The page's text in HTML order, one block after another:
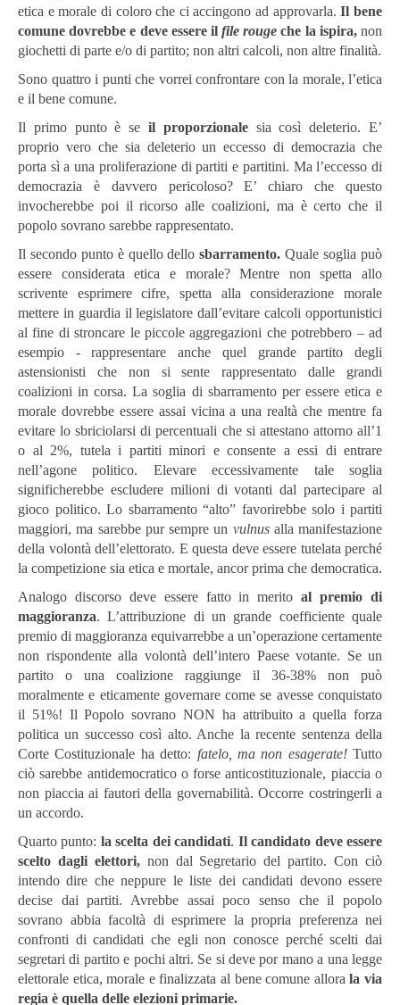
etica e morale di coloro che ci accingono ad approvarla.Il bene
comune dovrebbe e deve essere ilfile rouge che la ispira,non
giochetti di parte e/o di partito; non altri calcoli, non altre finalità.
Sono quattro i punti che vorrei confrontare con la morale, l’etica
e il bene comune.
Il primo punto è se il proporzionalesia così deleterio. E’
proprio vero che sia deleterio un eccesso di democrazia che
porta sì a una proliferazione di partiti e partitini. Ma l’eccesso di
democrazia è davvero pericoloso? E’ chiaro che questo
invocherebbe poi il ricorso alle coalizioni, ma è certo che il
popolo sovrano sarebbe rappresentato.
Il secondo punto è quello dellosbarramento.Quale soglia può
essere considerata etica e morale? Mentre non spetta allo
scrivente esprimere cifre, spetta alla considerazione morale
mettere in guardia il legislatore dall’evitare calcoli opportunistici
al fine di stroncare le piccole aggregazioni che potrebbero – ad
esempio - rappresentare anche quel grande partito degli
astensionisti che non si sente rappresentato dalle grandi
coalizioni in corsa. La soglia di sbarramento per essere etica e
morale dovrebbe essere assai vicina a una realtà che mentre fa
evitare lo sbriciolarsi di percentuali che si attestano attorno all’1
o al 2%, tutela i partiti minori e consente a essi di entrare
nell’agone politico. Elevare eccessivamente tale soglia
significherebbe escludere milioni di votanti dal partecipare al
gioco politico. Lo sbarramento “alto” favorirebbe solo i partiti
maggiori, ma sarebbe pur sempre un vulnusalla manifestazione
della volontà dell’elettorato. E questa deve essere tutelata perché
la competizione sia etica e mortale, ancor prima che democratica.
Analogo discorso deve essere fatto in meritoal premio di
maggioranza. L’attribuzione di un grande coefficiente quale
premio di maggioranza equivarrebbe a un’operazione certamente
non rispondente alla volontà dell’intero Paese votante. Se un
partito o una coalizione raggiunge il 36-38% non può
moralmente e eticamente governare come se avesse conquistato
il 51%! Il Popolo sovrano NON ha attribuito a quella forza
politica un successo così alto. Anche la recente sentenza della
Corte Costituzionale ha detto: fatelo, ma non esagerate! Tutto
ciò sarebbe antidemocratico o forse anticostituzionale, piaccia o
non piaccia ai fautori della governabilità. Occorre costringerli a
un accordo.
Quarto punto: la scelta dei candidati. Il candidato deve essere
scelto dagli elettori,non dal Segretario del partito. Con ciò
intendo dire che neppure le liste dei candidati devono essere
decise dai partiti. Avrebbe assai poco senso che il popolo
sovrano abbia facoltà di esprimere la propria preferenza nei
confronti di candidati che egli non conosce perché scelti dai
segretari di partito e pochi altri. Se si deve por mano a una legge
elettorale etica, morale e finalizzata al bene comune allorala via
regia è quella delle elezioni primarie.